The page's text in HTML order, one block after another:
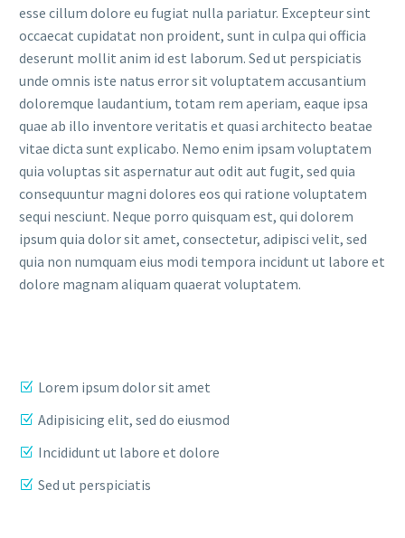
esse cillum dolore eu fugiat nulla pariatur. Excepteur sint
occaecat cupidatat non proident, sunt in culpa qui officia
deserunt mollit anim id est laborum. Sed ut perspiciatis
unde omnis iste natus error sit voluptatem accusantium
doloremque laudantium, totam rem aperiam, eaque ipsa
quae ab illo inventore veritatis et quasi architecto beatae
vitae dicta sunt explicabo. Nemo enim ipsam voluptatem
quia voluptas sit aspernatur aut odit aut fugit, sed quia
consequuntur magni dolores eos qui ratione voluptatem
sequi nesciunt. Neque porro quisquam est, qui dolorem
ipsum quia dolor sit amet, consectetur, adipisci velit, sed
quia non numquam eius modi tempora incidunt ut labore et
dolore magnam aliquam quaerat voluptatem.
Lorem ipsum dolor sit amet
Adipisicing elit, sed do eiusmod
Incididunt ut labore et dolore
Sed ut perspiciatis